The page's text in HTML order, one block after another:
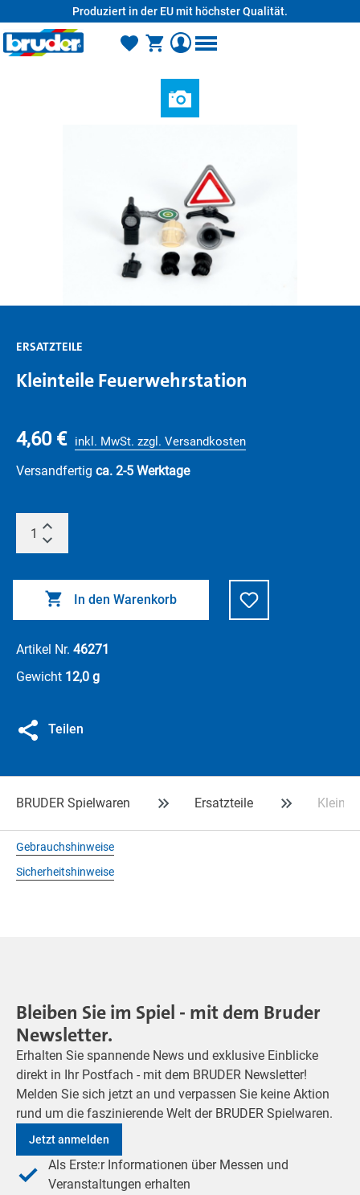
Produziert in der EU mit höchster Qualität.
ERSATZTEILE
Kleinteile Feuerwehrstation
4,60 € inkl. MwSt. zzgl. Versandkosten
Versandfertig ca. 2-5 Werktage
In den Warenkorb
Artikel Nr. 46271
Gewicht 12,0 g
Teilen
BRUDER Spielwaren Ersatzteile
Gebrauchshinweise
Sicherheitshinweise
Bleiben Sie im Spiel - mit dem Bruder
Newsletter.
Erhalten Sie spannende News und exklusive Einblicke
direkt in Ihr Postfach - mit dem BRUDER Newsletter!
Melden Sie sich jetzt an und verpassen Sie keine Aktion
rund um die faszinierende Welt der BRUDER Spielwaren.
Jetzt anmelden
Als Erste:r Informationen über Messen und
Veranstaltungen erhalten